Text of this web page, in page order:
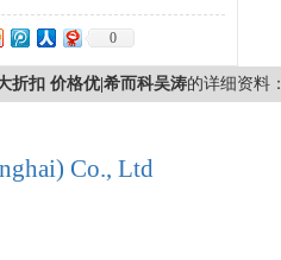
0
折扣 价格优|希而科吴涛的详细资料：
Co., Ltd